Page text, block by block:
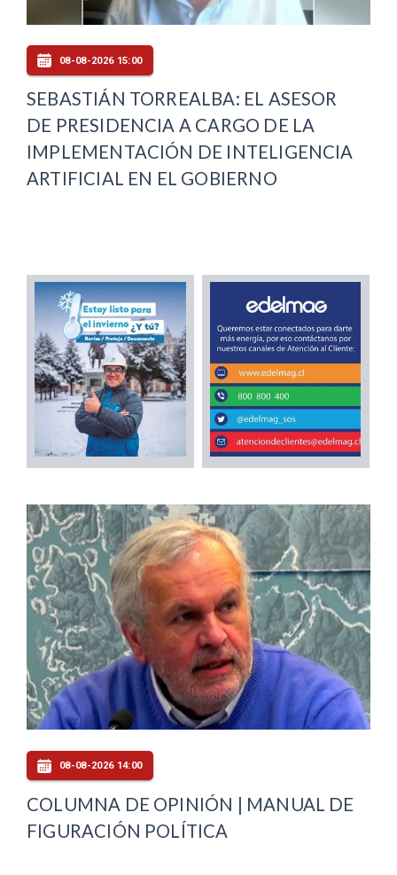
08-08-2026 15:00
SEBASTIÁN TORREALBA: EL ASESOR
DE PRESIDENCIA A CARGO DE LA
IMPLEMENTACIÓN DE INTELIGENCIA
ARTIFICIAL EN EL GOBIERNO
08-08-2026 14:00
COLUMNA DE OPINIÓN | MANUAL DE
FIGURACIÓN POLÍTICA